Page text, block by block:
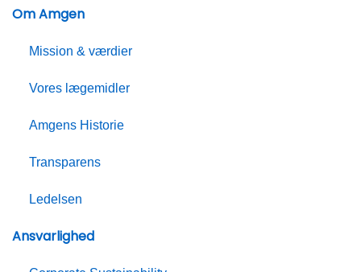
Om Amgen
Mission & værdier
Vores lægemidler
Amgens Historie
Transparens
Ledelsen
Ansvarlighed